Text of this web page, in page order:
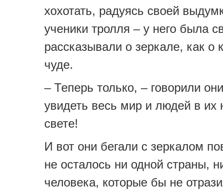
хохотать, радуясь своей
ученики тролля – у него была
рассказывали о зеркале, как о
чуде.
– Теперь только, – говорили
увидеть весь мир и людей в их
свете!
И вот они бегали с зеркалом
не осталось ни одной страны,
человека, которые бы не